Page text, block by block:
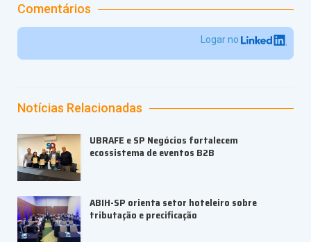
Comentários
Logar no
Notícias Relacionadas
UBRAFE e SP Negócios fortalecem
ecossistema de eventos B2B
ABIH-SP orienta setor hoteleiro sobre
tributação e precificação